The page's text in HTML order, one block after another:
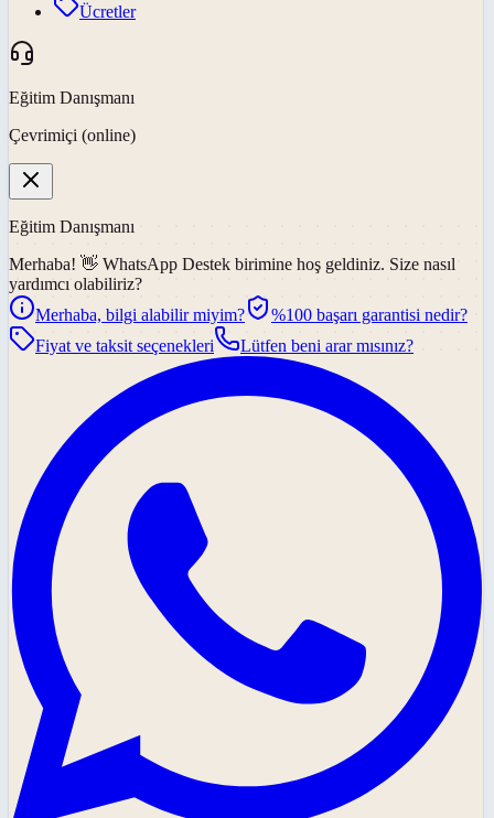
Ücretler
Eğitim Danışmanı
Çevrimiçi (online)
Eğitim Danışmanı
Merhaba! 👋 WhatsApp Destek birimine hoş geldiniz. Size nasıl
yardımcı olabiliriz?
Merhaba, bilgi alabilir miyim?
%100 başarı garantisi nedir?
Fiyat ve taksit seçenekleri
Lütfen beni arar mısınız?